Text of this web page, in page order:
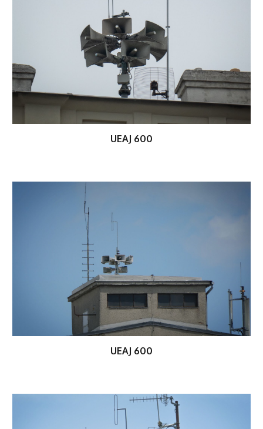
UEAJ 600
UEAJ 600